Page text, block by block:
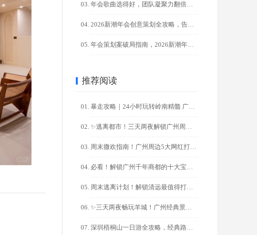
年会歌曲选得好，团队凝聚力翻倍！HR必藏100+金曲清单
2026新潮年会创意策划全攻略，告别千篇一律，点燃团队激情！
年会策划案破局指南，2026新潮年会创意，让00后员工直呼过 ...
推荐阅读
暴走攻略｜24小时玩转岭南精髓 广州一日游精华路线
✨逃离都市！三天两夜解锁广州周边秘境之旅✨
周末撒欢指南！广州周边5大网红打卡地一日游攻略
必看！解锁广州千年商都的十大宝藏打卡地，一日游/周末游攻略
周末逃离计划！解锁清远最值得打卡的十大秘境（广州出发2天1夜 ...
✨三天两夜畅玩羊城！广州经典景点+美食全攻略
深圳梧桐山一日游全攻略，经典路线+隐藏玩法解锁